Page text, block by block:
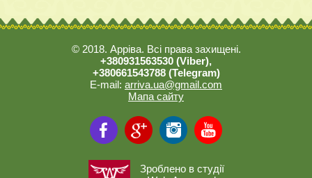
© 2018. Арріва. Всі права захищені.
+380931563530 (Viber),
+380661543788 (Telegram)
E-mail: arriva.ua@gmail.com
Мапа сайту
Зроблено в студії